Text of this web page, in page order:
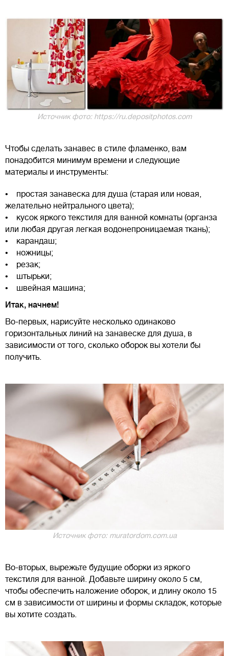
Источник фото: https://ru.depositphotos.com
Чтобы сделать занавес в стиле фламенко, вам
понадобится минимум времени и следующие
материалы и инструменты:
• простая занавеска для душа (старая или новая,
желательно нейтрального цвета);
• кусок яркого текстиля для ванной комнаты (органза
или любая другая легкая водонепроницаемая ткань);
• карандаш;
• ножницы;
• резак;
• штырьки;
• швейная машина;
Итак, начнем!
Во-первых, нарисуйте несколько одинаково
горизонтальных линий на занавеске для душа, в
зависимости от того, сколько оборок вы хотели бы
получить.
Источник фото: muratordom.com.ua
Во-вторых, вырежьте будущие оборки из яркого
текстиля для ванной. Добавьте ширину около 5 см,
чтобы обеспечить наложение оборок, и длину около 15
см в зависимости от ширины и формы складок, которые
вы хотите создать.